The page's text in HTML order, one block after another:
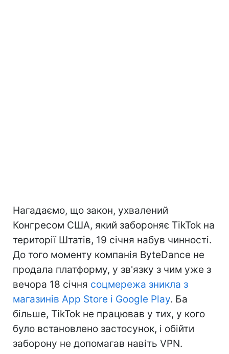
Нагадаємо, що закон, ухвалений
Конгресом США, який забороняє TikTok на
території Штатів, 19 січня набув чинності.
До того моменту компанія ByteDance не
продала платформу, у зв'язку з чим уже з
вечора 18 січня соцмережа зникла з
магазинів App Store і Google Play. Ба
більше, TikTok не працював у тих, у кого
було встановлено застосунок, і обійти
заборону не допомагав навіть VPN.